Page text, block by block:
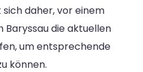
daher, vor einem
Baryssau die aktuellen
um entsprechende
können.